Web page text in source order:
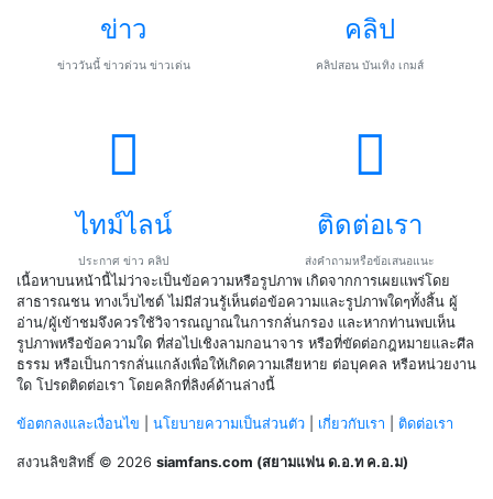
ข่าว
ข่าววันนี้ ข่าวด่วน ข่าวเด่น
คลิป
คลิปสอน บันเทิง เกมส์
ไทม์ไลน์
ประกาศ ข่าว คลิป
ติดต่อเรา
ส่งคำถามหรือข้อเสนอแนะ
เนื้อหาบนหน้านี้ไม่ว่าจะเป็นข้อความหรือรูปภาพ เกิดจากการเผยแพร่โดย
สาธารณชน ทางเว็บไซต์ ไม่มีส่วนรู้เห็นต่อข้อความและรูปภาพใดๆทั้งสิ้น ผู้
อ่าน/ผู้เข้าชมจึงควรใช้วิจารณญาณในการกลั่นกรอง และหากท่านพบเห็น
รูปภาพหรือข้อความใด ที่ส่อไปเชิงลามกอนาจาร หรือที่ขัดต่อกฎหมายและศีล
ธรรม หรือเป็นการกลั่นแกล้งเพื่อให้เกิดความเสียหาย ต่อบุคคล หรือหน่วยงาน
ใด โปรดติดต่อเรา โดยคลิกที่ลิงค์ด้านล่างนี้
ข้อตกลงและเงื่อนไข นโยบายความเป็นส่วนตัว เกี่ยวกับเรา ติดต่อเรา
สงวนลิขสิทธิ์ © 2026 siamfans.com (สยามแฟน ด.อ.ท ค.อ.ม)